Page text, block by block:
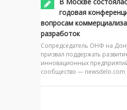
годовая
вопросам
разработок
Сопредседатель ОНФ на
призвал поддержать
инновационных
сообщество — newsdelo.com